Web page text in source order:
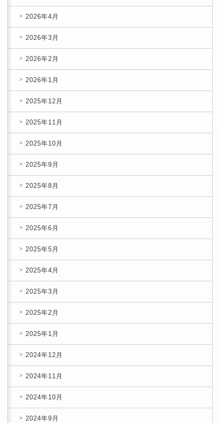
2026年4月
2026年3月
2026年2月
2026年1月
2025年12月
2025年11月
2025年10月
2025年9月
2025年8月
2025年7月
2025年6月
2025年5月
2025年4月
2025年3月
2025年2月
2025年1月
2024年12月
2024年11月
2024年10月
2024年9月